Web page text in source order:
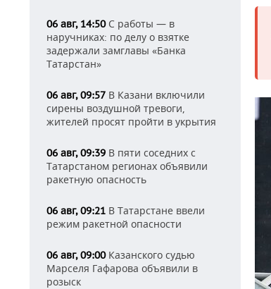
06 авг, 14:50С работы — в
наручниках: по делу о взятке
задержали замглавы «Банка
Татарстан»
06 авг, 09:57 В Казани включили
сирены воздушной тревоги,
жителей просят пройти в укрытия
06 авг, 09:39 В пяти соседних с
Татарстаном регионах объявили
ракетную опасность
06 авг, 09:21 В Татарстане ввели
режим ракетной опасности
06 авг, 09:00Казанского судью
Марселя Гафарова объявили в
розыск